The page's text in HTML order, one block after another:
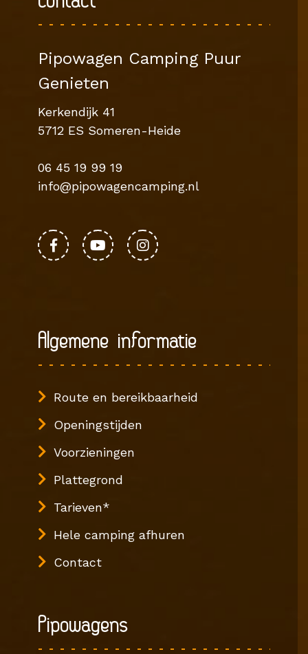
Pipowagen Camping Puur
Genieten
Kerkendijk 41
5712 ES Someren-Heide
06 45 19 99 19
info@pipowagencamping.nl
Algemene informatie
Route en bereikbaarheid
Openingstijden
Voorzieningen
Plattegrond
Tarieven*
Hele camping afhuren
Contact
Pipowagens